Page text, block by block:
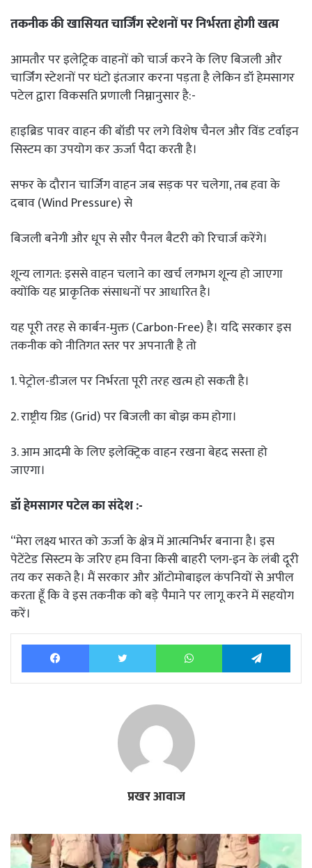
तकनीक की खासियत चार्जिंग स्टेशनों पर निर्भरता होगी खत्म
आमतौर पर इलेट्रिक वाहनों को चार्ज करने के लिए बिजली और
चार्जिंग स्टेशनों पर घंटो इंतजार करना पड़ता है लेकिन डॉ हेमसागर
पटेल द्वारा विकसति प्रणाली निम्नानुसार है:-
हाइब्रिड पावर वाहन की बॉडी पर लगे विशेष चैनल और विंड टर्वाइन
सिस्टम का उपयोग कर ऊर्जा पैदा करती है।
सफर के दौरान चार्जिग वाहन जब सड़क पर चलेगा, तब हवा के
दबाव (Wind Pressure) से
बिजली बनेगी और धूप से सौर पैनल बैटरी को रिचार्ज करेंगे।
शून्य लागत: इससे वाहन चलाने का खर्च लगभग शून्य हो जाएगा
क्योंकि यह प्राकृतिक संसाधनों पर आधारित है।
यह पूरी तरह से कार्बन-मुक्त (Carbon-Free) है। यदि सरकार इस
तकनीक को नीतिगत स्तर पर अपनाती है तो
1. पेट्रोल-डीजल पर निर्भरता पूरी तरह खत्म हो सकती है।
2. राष्ट्रीय ग्रिड (Grid) पर बिजली का बोझ कम होगा।
3. आम आदमी के लिए इलेक्ट्रिक वाहन रखना बेहद सस्ता हो
जाएगा।
डॉ हेमसागर पटेल का संदेश :-
“मेरा लक्ष्य भारत को ऊर्जा के क्षेत्र में आत्मनिर्भर बनाना है। इस
पेटेंटेड सिस्टम के जरिए हम विना किसी बाहरी प्लग-इन के लंबी दूरी
तय कर सकते है। मैं सरकार और ऑटोमोबाइल कंपनियों से अपील
करता हूँ कि वे इस तकनीक को बड़े पैमाने पर लागू करने में सहयोग
करें।
Facebook Twitter WhatsApp
प्रखर आवाज